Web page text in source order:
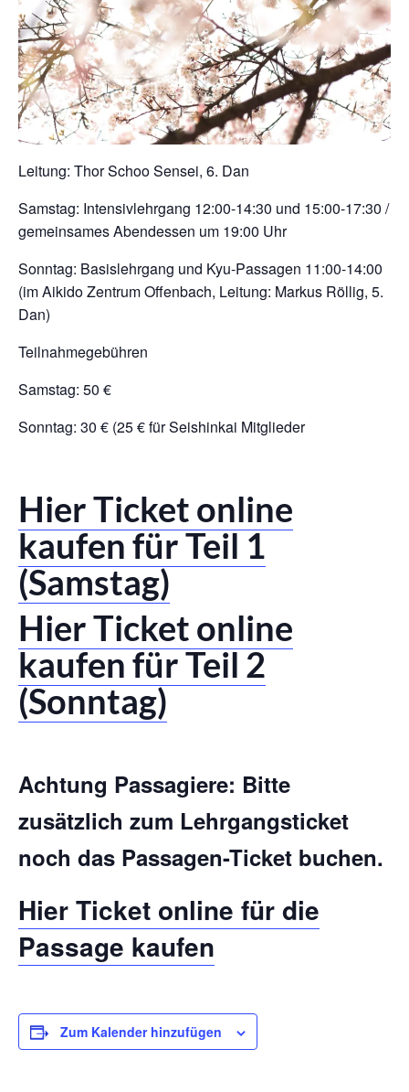
Leitung: Thor Schoo Sensei, 6. Dan
Samstag: Intensivlehrgang 12:00-14:30 und 15:00-17:30 /
gemeinsames Abendessen um 19:00 Uhr
Sonntag: Basislehrgang und Kyu-Passagen 11:00-14:00
(im Aikido Zentrum Offenbach, Leitung: Markus Röllig, 5.
Dan)
Teilnahmegebühren
Samstag: 50 €
Sonntag: 30 € (25 € für Seishinkai Mitglieder
Hier Ticket online
kaufen für Teil 1
(Samstag)
Hier Ticket online
kaufen für Teil 2
(Sonntag)
Achtung Passagiere: Bitte
zusätzlich zum Lehrgangsticket
noch das Passagen-Ticket buchen.
Hier Ticket online für die
Passage kaufen
Zum Kalender hinzufügen